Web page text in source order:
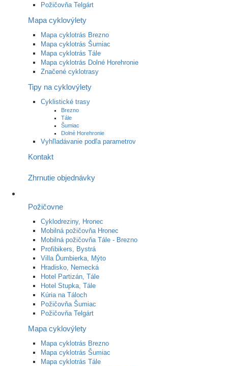
Požičovňa Telgárt
Mapa cyklovýlety
Mapa cyklotrás Brezno
Mapa cyklotrás Šumiac
Mapa cyklotrás Tále
Mapa cyklotrás Dolné Horehronie
Značené cyklotrasy
Tipy na cyklovýlety
Cyklistické trasy
Brezno
Tále
Šumiac
Dolné Horehronie
Vyhľladávanie podľa parametrov
Kontakt
Zhrnutie objednávky
Požičovne
Cyklodreziny, Hronec
Mobilná požičovňa Hronec
Mobilná požičovňa Tále - Brezno
Profibikers, Bystrá
Villa Ďumbierka, Mýto
Hradisko, Nemecká
Hotel Partizán, Tále
Hotel Stupka, Tále
Kúria na Táloch
Požičovňa Šumiac
Požičovňa Telgárt
Mapa cyklovýlety
Mapa cyklotrás Brezno
Mapa cyklotrás Šumiac
Mapa cyklotrás Tále